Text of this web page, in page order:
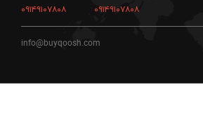
۰۹۱۴۹۱۰۷۸۰۸ ۰۹۱۴۹۱۰۷۸۰۸
info@buyqoosh.com